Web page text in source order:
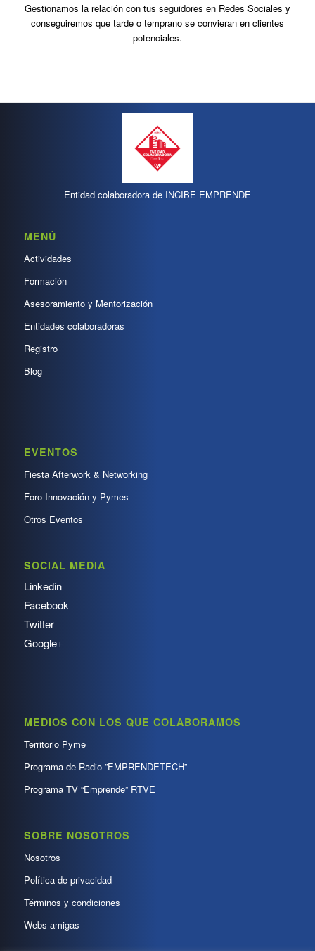
Gestionamos la relación con tus seguidores en Redes Sociales y
conseguiremos que tarde o temprano se convieran en clientes
potenciales.
Entidad colaboradora de INCIBE EMPRENDE
MENÚ
Actividades
Formación
Asesoramiento y Mentorización
Entidades colaboradoras
Registro
Blog
EVENTOS
Fiesta Afterwork & Networking
Foro Innovación y Pymes
Otros Eventos
SOCIAL MEDIA
Linkedin
Facebook
Twitter
Google+
MEDIOS CON LOS QUE COLABORAMOS
Territorio Pyme
Programa de Radio ”EMPRENDETECH”
Programa TV “Emprende” RTVE
SOBRE NOSOTROS
Nosotros
Política de privacidad
Términos y condiciones
Webs amigas